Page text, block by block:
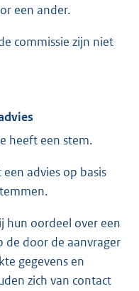
een ander.
commissie zijn niet
heeft een stem.
advies op basis
hun oordeel over een
de door de aanvrager
gegevens en
zich van contact